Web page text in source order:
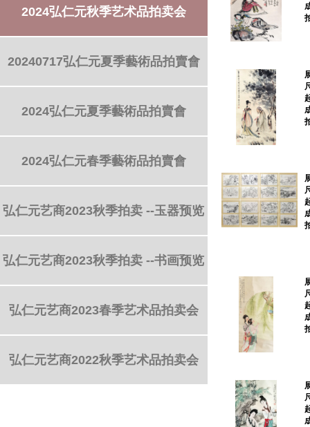
2024弘仁元秋季艺术品拍卖会
20240717弘仁元夏季藝術品拍賣會
2024弘仁元夏季藝術品拍賣會
2024弘仁元春季藝術品拍賣會
弘仁元艺商2023秋季拍卖 --玉器预览
弘仁元艺商2023秋季拍卖 --书画预览
弘仁元艺商2023春季艺术品拍卖会
弘仁元艺商2022秋季艺术品拍卖会